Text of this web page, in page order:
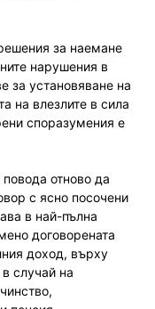
за наемане
нарушения в
за установяване на
на влезлите в сила
споразумения е
отново да
с ясно посочени
в най-пълна
договорената
доход, върху
случай на